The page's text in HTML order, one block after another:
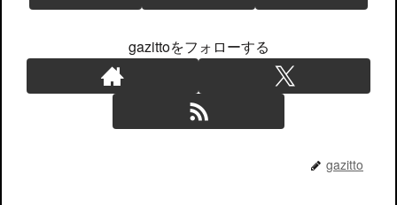
gazittoをフォローする
gazitto